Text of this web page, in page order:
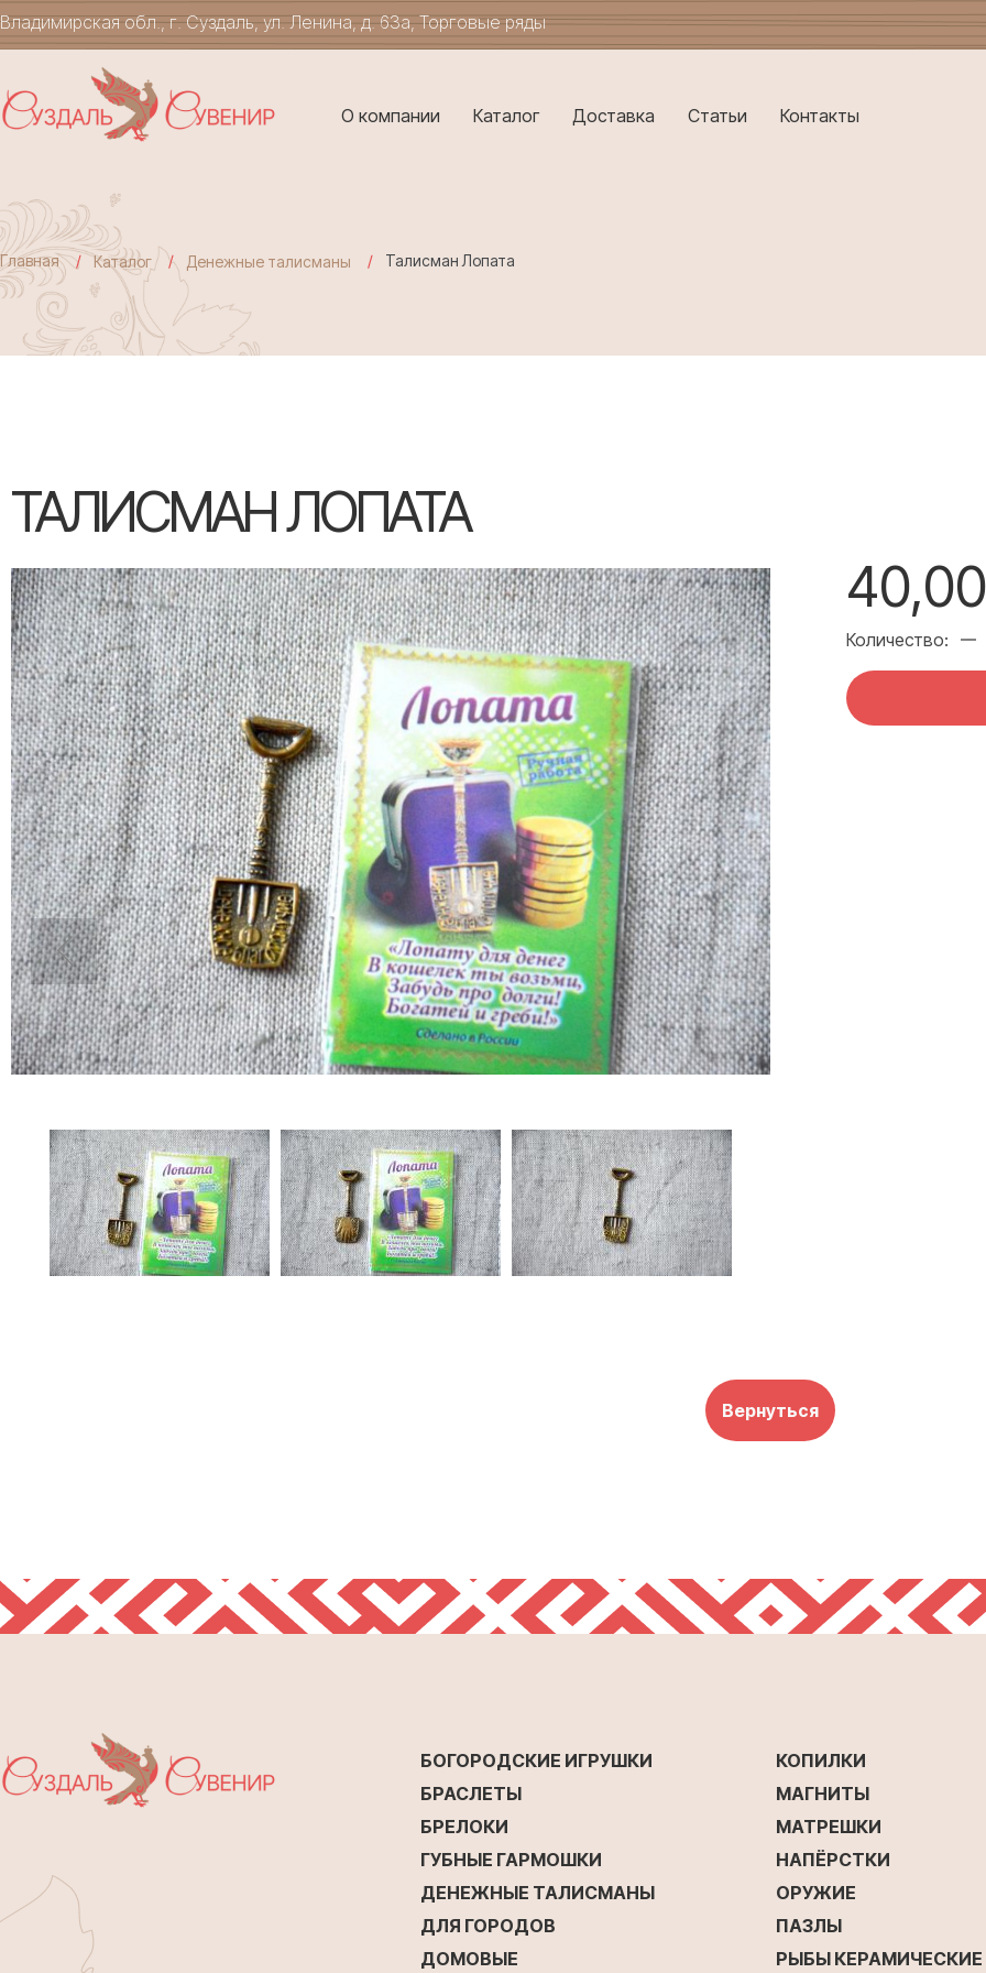
Владимирская обл., г. Суздаль, ул. Ленина, д. 63а, Торговые ряды
О компании Каталог Доставка Статьи Контакты
Главная Каталог Денежные талисманы Талисман Лопата
ТАЛИСМАН ЛОПАТА
Количество:
Вернуться
БОГОРОДСКИЕ ИГРУШКИ
БРАСЛЕТЫ
БРЕЛОКИ
ГУБНЫЕ ГАРМОШКИ
ДЕНЕЖНЫЕ ТАЛИСМАНЫ
ДЛЯ ГОРОДОВ
ДОМОВЫЕ
КОПИЛКИ
МАГНИТЫ
МАТРЕШКИ
НАПЁРСТКИ
ОРУЖИЕ
ПАЗЛЫ
РЫБЫ КЕРАМИЧЕСКИЕ